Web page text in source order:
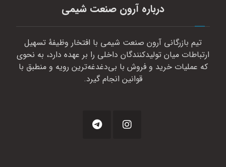
درباره آرون صنعت شیمی
تیم بازرگانی آرون صنعت شیمی با افتخار وظیفهٔ تسهیل
ارتباطات میان تولیدکنندگان داخلی را بر عهده دارد، به نحوی
که عملیات خرید و فروش با بی‌دغدغه‌ترین رویه و منطبق با
قوانین انجام گیرد.